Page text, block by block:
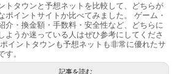
トタウンと予想ネットを比較して、どちらが
ポイントサイトか比べてみました。 ゲーム・
介・換金額・手数料・安全性など、どちらに
ようか迷っている人はぜひ参考にしてくださ
イントタウンも予想ネットも非常に優れたサ
す。
記事を読む